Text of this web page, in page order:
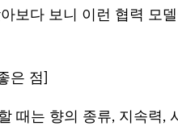
보다 보니 이런 협력 모
은 점]
때는 향의 종류, 지속력,